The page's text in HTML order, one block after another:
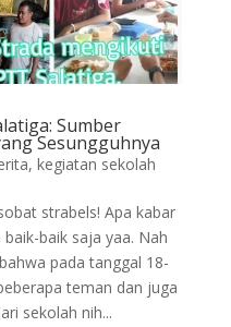
Sumber
Sesungguhnya
, kegiatan sekolah
strabels! Apa kabar
baik saja yaa. Nah
pada tanggal 18-
teman dan juga
sekolah nih...